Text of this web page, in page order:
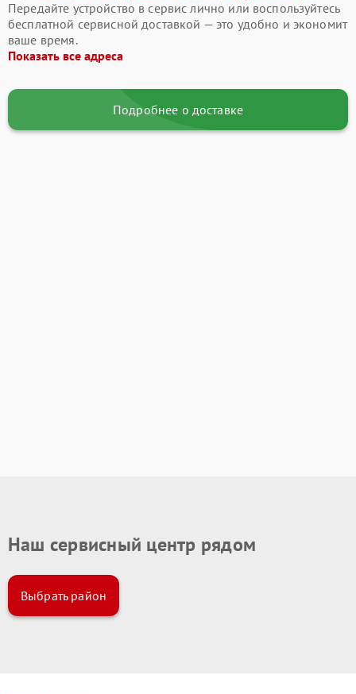
Передайте устройство в сервис лично или воспользуйтесь
бесплатной сервисной доставкой — это удобно и экономит
ваше время.
Показать все адреса
Подробнее о доставке
Наш сервисный центр рядом
Выбрать район